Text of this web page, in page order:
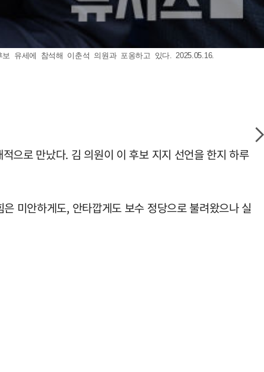
유세에 참석해 이춘석 의원과 포옹하고 있다. 2025.05.16.
으로 만났다. 김 의원이 이 후보 지지 선언을 한지 하루
미안하게도, 안타깝게도 보수 정당으로 불려왔으나 실